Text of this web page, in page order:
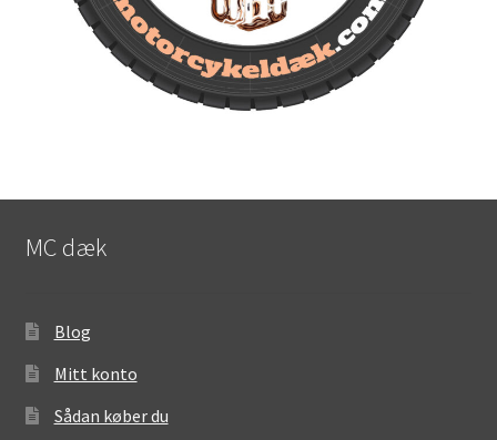
MC dæk
Blog
Mitt konto
Sådan køber du